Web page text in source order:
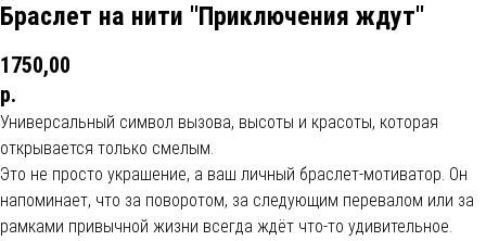
Браслет на нити "Приключения ждут"
1750,00
р.
Универсальный символ вызова, высоты и красоты, которая
открывается только смелым.
Это не просто украшение, а ваш личный браслет-мотиватор. Он
напоминает, что за поворотом, за следующим перевалом или за
рамками привычной жизни всегда ждёт что-то удивительное.